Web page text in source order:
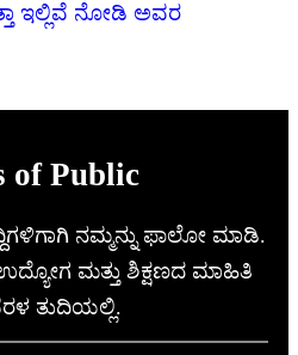
ಇಲ್ಲಿವೆ ನೋಡಿ ಅವರ
of Public
ನಮ್ಮನ್ನು ಫಾಲೋ ಮಾಡಿ.
ಮತ್ತು ಶಿಕ್ಷಣದ ಮಾಹಿತಿ
ತುದಿಯಲ್ಲಿ.